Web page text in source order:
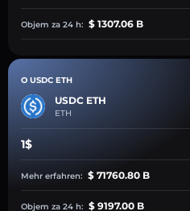
Objem za 24 h: $ 1307.06 B
O USDC ETH
USDC ETH
ETH
1$
Mehr erfahren: $ 71760.80 B
Objem za 24 h: $ 9197.00 B